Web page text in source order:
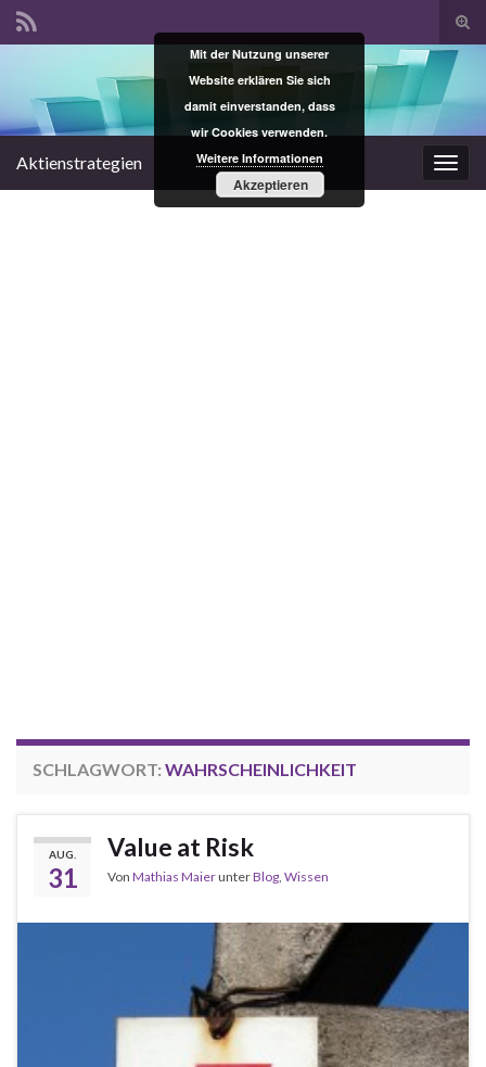
Search for:
Aktienstrategien
SCHLAGWORT: WAHRSCHEINLICHKEIT
AUG.
31
Value at Risk
Von Mathias MaierunterBlog, Wissen
Mit der Nutzung unserer
Website erklären Sie sich
damit einverstanden, dass
wir Cookies verwenden.
Weitere Informationen
Akzeptieren